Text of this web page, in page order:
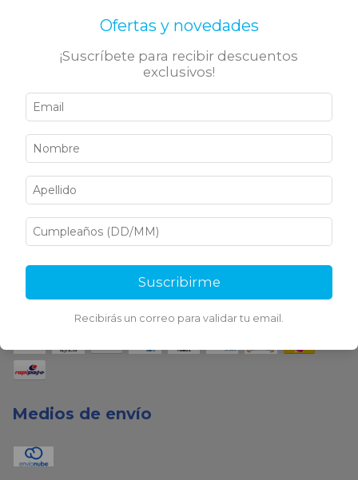
No tenemos resultados para tu búsqueda. Por favor,
intentá con otros filtros.
Sigamos conectados
Medios de pago
Medios de envío
Ofertas y novedades
¡Suscríbete para recibir descuentos
exclusivos!
Suscribirme
Recibirás un correo para validar tu email.